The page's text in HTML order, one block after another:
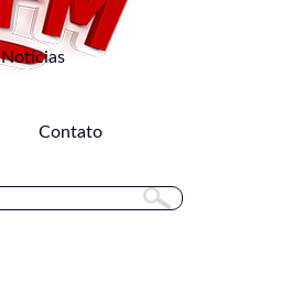
Notícias
Contato